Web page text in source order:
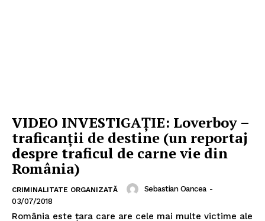
VIDEO INVESTIGAȚIE: Loverboy –
traficanții de destine (un reportaj
despre traficul de carne vie din
România)
CRIMINALITATE ORGANIZATĂ Sebastian Oancea -
03/07/2018
România este țara care are cele mai multe victime ale